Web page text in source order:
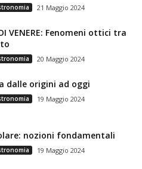
21 Maggio 2024
VENERE: Fenomeni ottici tra
20 Maggio 2024
dalle origini ad oggi
19 Maggio 2024
nozioni fondamentali
19 Maggio 2024